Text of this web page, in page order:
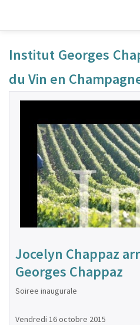
Institut Georges
du Vin en
Jocelyn Chappaz
Georges Chappaz
Soiree inaugurale
Vendredi 16 octobre 2015